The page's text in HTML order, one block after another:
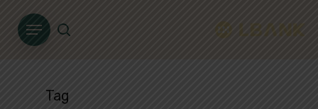
Menu
Tag